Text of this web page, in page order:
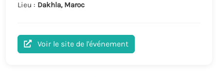
Lieu : Dakhla, Maroc
Voir le site de l'événement